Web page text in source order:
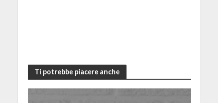
Ti potrebbe piacere anche